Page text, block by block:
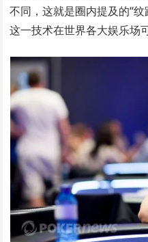
不同，这就是圈内提及的“
这一技术在世界各大娱乐场